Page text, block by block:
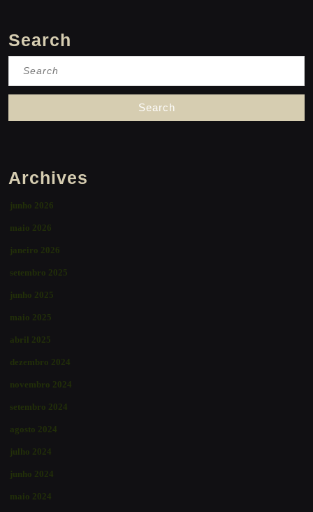
Search
Archives
junho 2026
maio 2026
janeiro 2026
setembro 2025
junho 2025
maio 2025
abril 2025
dezembro 2024
novembro 2024
setembro 2024
agosto 2024
julho 2024
junho 2024
maio 2024